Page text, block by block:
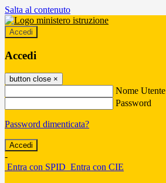
Salta al contenuto
Accedi
Accedi
button close ×
Nome Utente
Password
Password dimenticata?
-
Entra con SPID Entra con CIE